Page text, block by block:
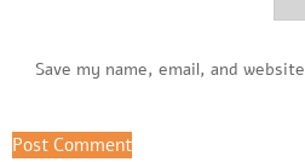
Save my name, email, and